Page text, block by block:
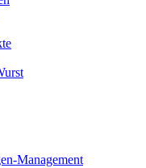
Management